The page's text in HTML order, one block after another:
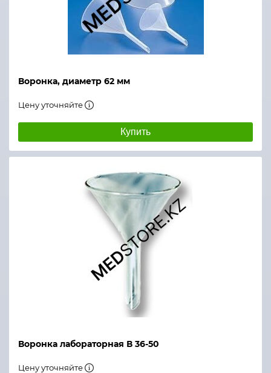
Воронка, диаметр 62 мм
Цену уточняйте
Купить
Воронка лабораторная В 36-50
Цену уточняйте